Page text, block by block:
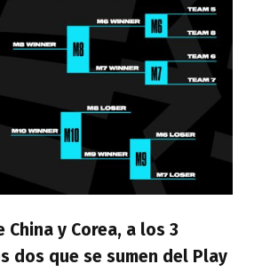
y Corea, a los 3
dos que se sumen del Play